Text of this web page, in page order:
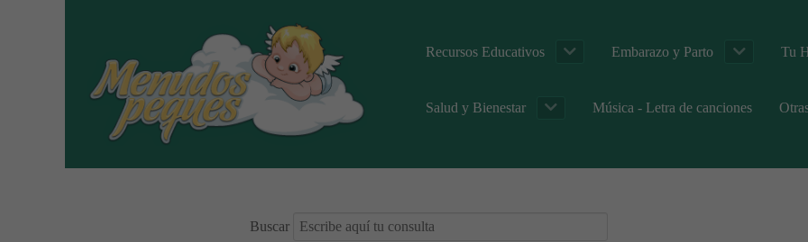
Recursos Educativos Embarazo y Parto Tu
Salud y Bienestar Música - Letra de canciones
Buscar